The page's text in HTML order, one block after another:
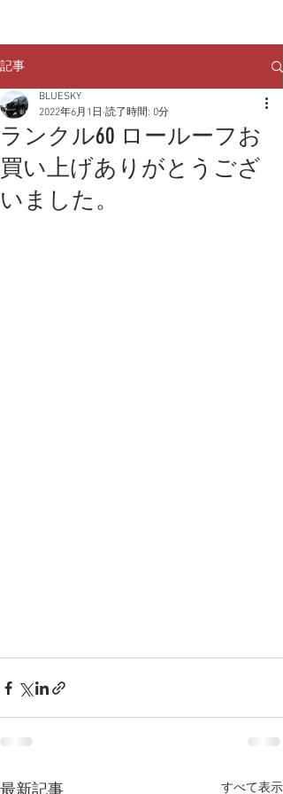
記事
ランクル60 ロールーフお
買い上げありがとうござ
いました。
BLUESKY
2022年6月1日 読了時間: 0分
すべて表示